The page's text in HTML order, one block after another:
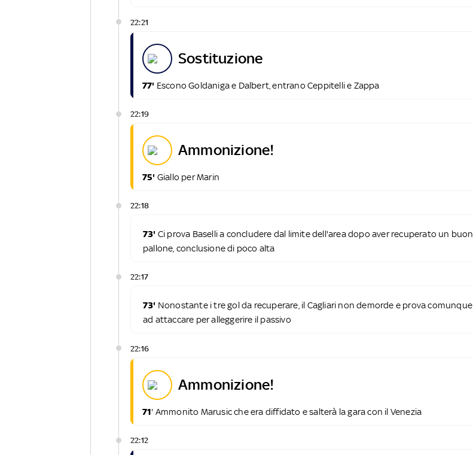
22:21
sostituzione
77' Escono Goldaniga e Dalbert, entrano Ceppitelli e Zappa
22:19
ammonizione!
75' Giallo per Marin
22:18
73' Ci prova Baselli a concludere dal limite dell'area dopo aver recuperato un buon
pallone, conclusione di poco alta
22:17
73' Nonostante i tre gol da recuperare, il Cagliari non demorde e prova comunque
ad attaccare per alleggerire il passivo
22:16
ammonizione!
71' Ammonito Marusic che era diffidato e salterà la gara con il Venezia
22:12